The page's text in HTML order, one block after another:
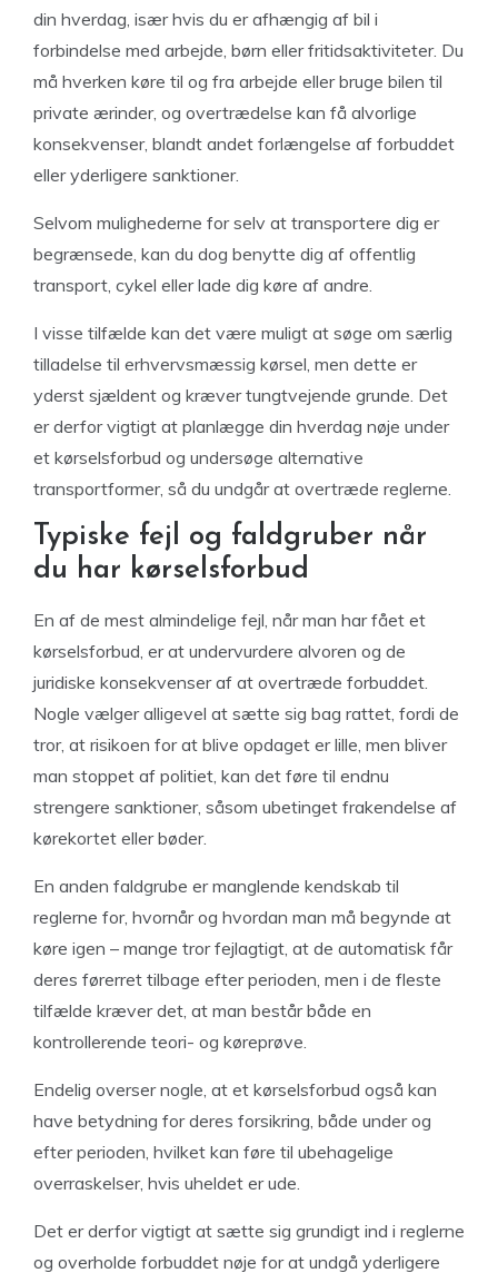
din hverdag, især hvis du er afhængig af bil i
forbindelse med arbejde, børn eller fritidsaktiviteter. Du
må hverken køre til og fra arbejde eller bruge bilen til
private ærinder, og overtrædelse kan få alvorlige
konsekvenser, blandt andet forlængelse af forbuddet
eller yderligere sanktioner.
Selvom mulighederne for selv at transportere dig er
begrænsede, kan du dog benytte dig af offentlig
transport, cykel eller lade dig køre af andre.
I visse tilfælde kan det være muligt at søge om særlig
tilladelse til erhvervsmæssig kørsel, men dette er
yderst sjældent og kræver tungtvejende grunde. Det
er derfor vigtigt at planlægge din hverdag nøje under
et kørselsforbud og undersøge alternative
transportformer, så du undgår at overtræde reglerne.
Typiske fejl og faldgruber når
du har kørselsforbud
En af de mest almindelige fejl, når man har fået et
kørselsforbud, er at undervurdere alvoren og de
juridiske konsekvenser af at overtræde forbuddet.
Nogle vælger alligevel at sætte sig bag rattet, fordi de
tror, at risikoen for at blive opdaget er lille, men bliver
man stoppet af politiet, kan det føre til endnu
strengere sanktioner, såsom ubetinget frakendelse af
kørekortet eller bøder.
En anden faldgrube er manglende kendskab til
reglerne for, hvornår og hvordan man må begynde at
køre igen – mange tror fejlagtigt, at de automatisk får
deres førerret tilbage efter perioden, men i de fleste
tilfælde kræver det, at man består både en
kontrollerende teori- og køreprøve.
Endelig overser nogle, at et kørselsforbud også kan
have betydning for deres forsikring, både under og
efter perioden, hvilket kan føre til ubehagelige
overraskelser, hvis uheldet er ude.
Det er derfor vigtigt at sætte sig grundigt ind i reglerne
og overholde forbuddet nøje for at undgå yderligere